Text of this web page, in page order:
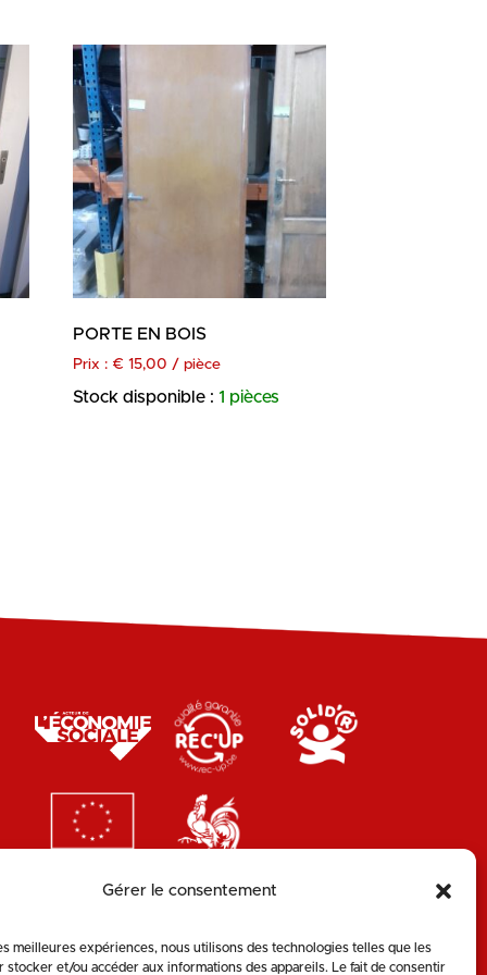
Gérer le consentement
meilleures expériences, nous utilisons des technologies telles que les
stocker et/ou accéder aux informations des appareils. Le fait de consentir
PORTE EN BOIS
Prix : € 15,00 / pièce
Stock disponible : 1 pièces